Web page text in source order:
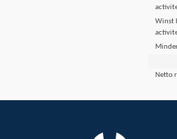
Winst
Netto